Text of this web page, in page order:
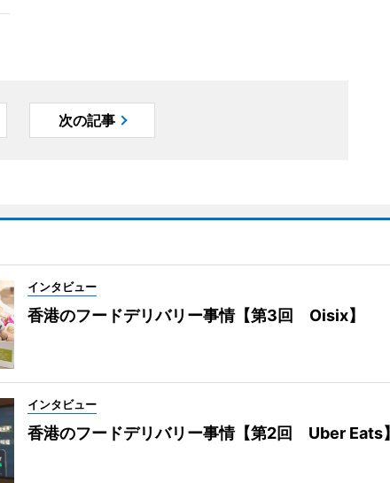
次の記事
インタビュー
香港のフードデリバリー事情【第3回 Oisix】
インタビュー
香港のフードデリバリー事情【第2回 Uber Eats】